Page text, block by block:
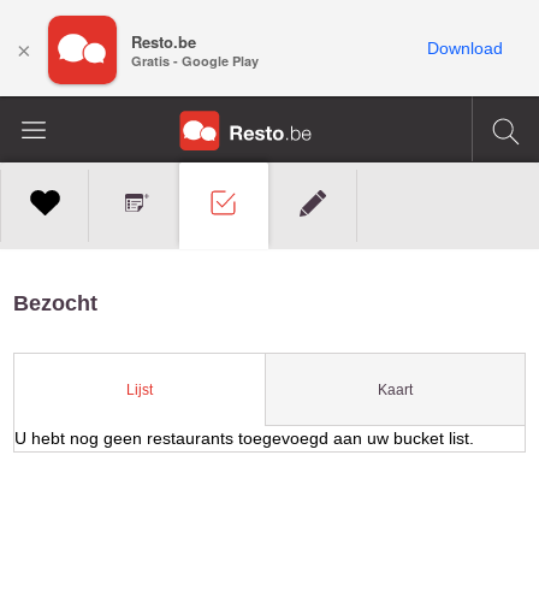
Bezocht
Lijst Kaart
U hebt nog geen restaurants toegevoegd aan uw bucket list.
× Resto.be
Gratis - Google Play
Download